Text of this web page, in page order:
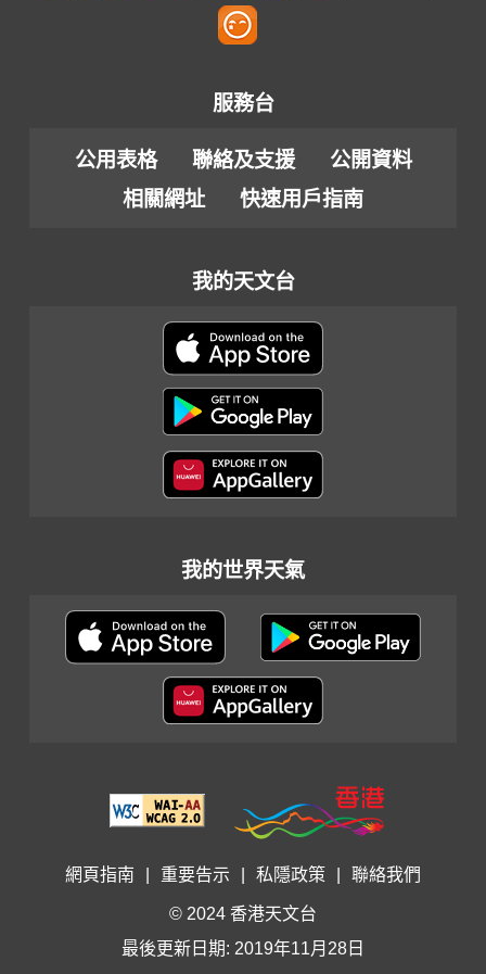
服務台
公用表格 聯絡及支援
公開資料
相關網址
快速用戶指南
我的天文台
我的世界天氣
網頁指南 重要告示 私隱政策 聯絡我們
© 2024 香港天文台
最後更新日期: 2019年11月28日